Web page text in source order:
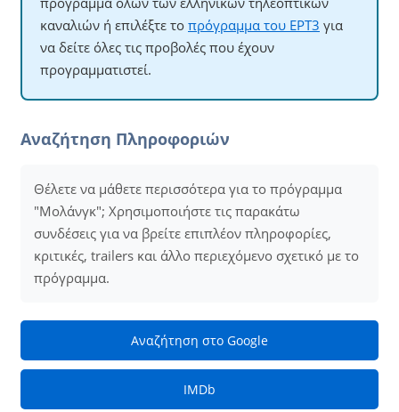
καναλιών ή επιλέξτε το πρόγραμμα του ΕΡΤ3 για
να δείτε όλες τις προβολές που έχουν
προγραμματιστεί.
Αναζήτηση Πληροφοριών
Θέλετε να μάθετε περισσότερα για το πρόγραμμα
"Μολάνγκ"; Χρησιμοποιήστε τις παρακάτω
συνδέσεις για να βρείτε επιπλέον πληροφορίες,
κριτικές, trailers και άλλο περιεχόμενο σχετικό με το
πρόγραμμα.
Αναζήτηση στο Google
IMDb